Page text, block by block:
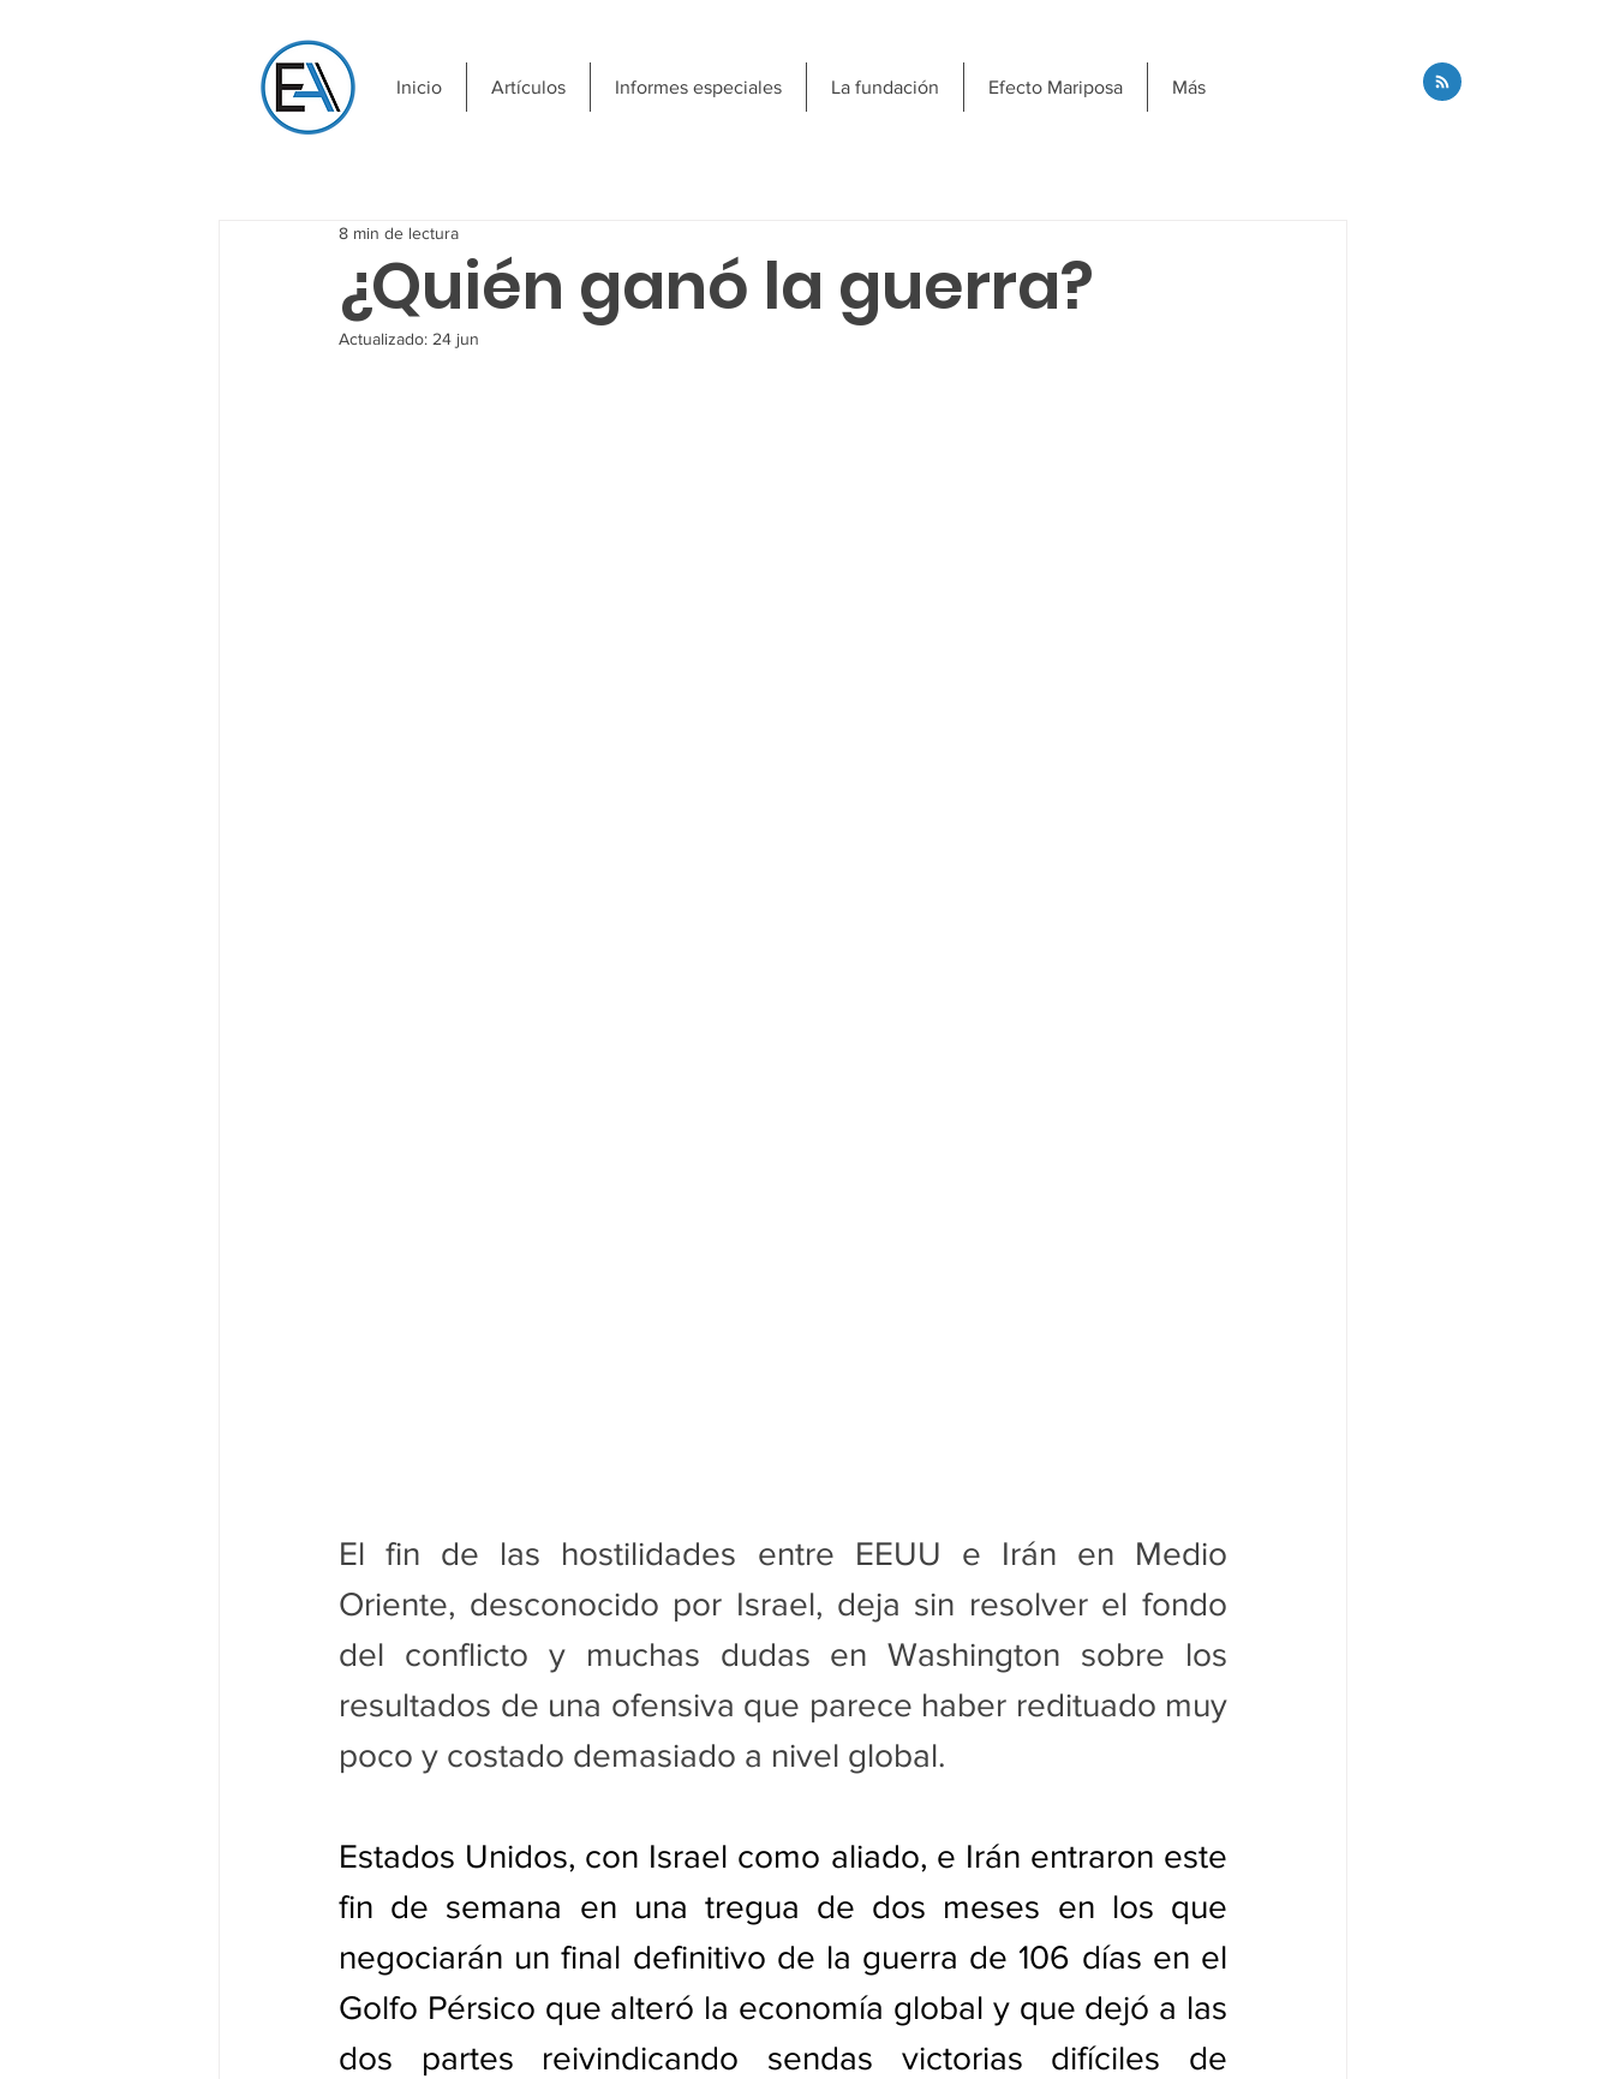
Inicio Artículos Informes especiales La fundación Efecto Mariposa Más
¿Quién ganó la guerra?
8 min de lectura
Actualizado: 24 jun
El fin de las hostilidades entre EEUU e Irán en Medio
Oriente, desconocido por Israel, deja sin resolver el fondo
del conflicto y muchas dudas en Washington sobre los
resultados de una ofensiva que parece haber redituado muy
poco y costado demasiado a nivel global.
Estados Unidos, con Israel como aliado, e Irán entraron este
fin de semana en una tregua de dos meses en los que
negociarán un final definitivo de la guerra de 106 días en el
Golfo Pérsico que alteró la economía global y que dejó a las
dos partes reivindicando sendas victorias difíciles de